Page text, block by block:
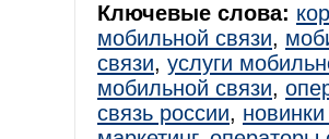
Ключевые слова:
мобильной связи,
связи, услуги
мобильной связи,
связь россии,